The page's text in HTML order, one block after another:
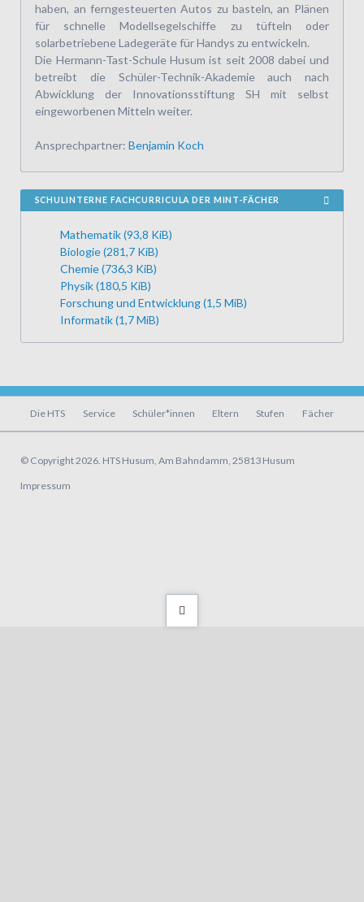
haben, an ferngesteuerten Autos zu basteln, an Plänen
für schnelle Modellsegelschiffe zu tüfteln oder
solarbetriebene Ladegeräte für Handys zu entwickeln.
Die Hermann-Tast-Schule Husum ist seit 2008 dabei und
betreibt die Schüler-Technik-Akademie auch nach
Abwicklung der Innovationsstiftung SH mit selbst
eingeworbenen Mitteln weiter.
Ansprechpartner:Benjamin Koch
SCHULINTERNE FACHCURRICULA DER MINT-FÄCHER
Mathematik(93,8 KiB)
Biologie(281,7 KiB)
Chemie(736,3 KiB)
Physik(180,5 KiB)
Forschung und Entwicklung(1,5 MiB)
Informatik(1,7 MiB)
Navigation
Die HTS Service Schüler*innen Eltern Stufen Fächer
© Copyright 2026. HTS Husum, Am Bahndamm, 25813 Husum
Navigation
Impressum